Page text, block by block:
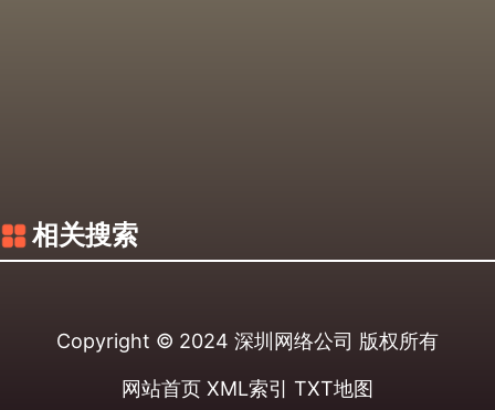
相关搜索
Copyright © 2024 深圳网络公司 版权所有
网站首页 XML索引 TXT地图